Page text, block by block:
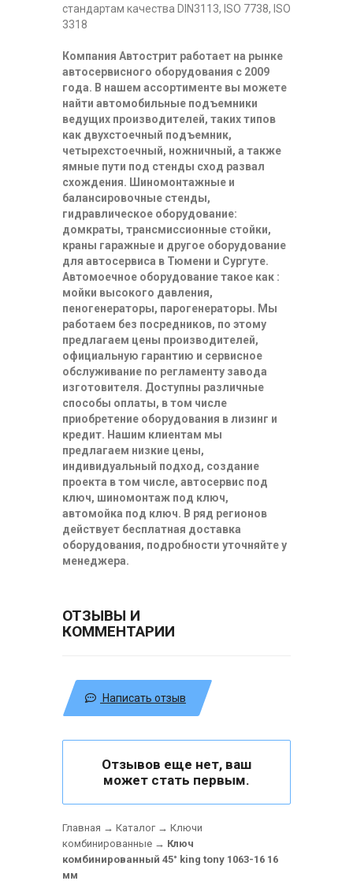
стандартам качества DIN3113, ISO 7738, ISO
3318
Компания Автострит работает на рынке
автосервисного оборудования с 2009
года. В нашем ассортименте вы можете
найти автомобильные подъемники
ведущих производителей, таких типов
как двухстоечный подъемник,
четырехстоечный, ножничный, а также
ямные пути под стенды сход развал
схождения. Шиномонтажные и
балансировочные стенды,
гидравлическое оборудование:
домкраты, трансмиссионные стойки,
краны гаражные и другое оборудование
для автосервиса в Тюмени и Сургуте.
Автомоечное оборудование такое как :
мойки высокого давления,
пеногенераторы, парогенераторы. Мы
работаем без посредников, по этому
предлагаем цены производителей,
официальную гарантию и сервисное
обслуживание по регламенту завода
изготовителя. Доступны различные
способы оплаты, в том числе
приобретение оборудования в лизинг и
кредит. Нашим клиентам мы
предлагаем низкие цены,
индивидуальный подход, создание
проекта в том числе, автосервис под
ключ, шиномонтаж под ключ,
автомойка под ключ. В ряд регионов
действует бесплатная доставка
оборудования, подробности уточняйте у
менеджера.
ОТЗЫВЫ И
КОММЕНТАРИИ
Написать отзыв
Отзывов еще нет, ваш
может стать первым.
Главная → Каталог→ Ключи
комбинированные → Ключ
комбинированный 45° king tony 1063-16 16
мм